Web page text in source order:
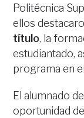
Politécnica
ellos
título, la
estudiantado,
programa en
El alumnado
oportunidad